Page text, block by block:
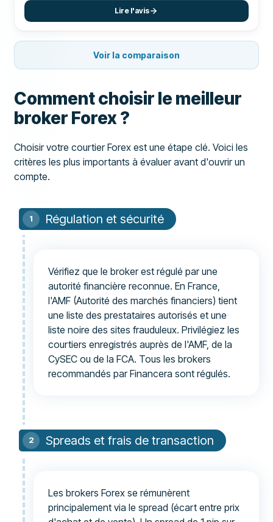
Lire l'avis
Voir la comparaison
Comment choisir le meilleur
broker Forex ?
Choisir votre courtier Forex est une étape clé. Voici les
critères les plus importants à évaluer avant d'ouvrir un
compte.
Régulation et sécurité
Vérifiez que le broker est régulé par une
autorité financière reconnue. En France,
l'AMF (Autorité des marchés financiers) tient
une liste des prestataires autorisés et une
liste noire des sites frauduleux. Privilégiez les
courtiers enregistrés auprès de l'AMF, de la
CySEC ou de la FCA. Tous les brokers
recommandés par Financera sont régulés.
Spreads et frais de transaction
Les brokers Forex se rémunèrent
principalement via le spread (écart entre prix